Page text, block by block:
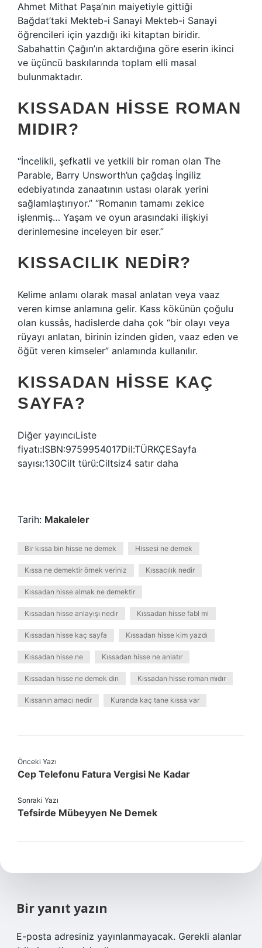
Ahmet Mithat Paşa’nın maiyetiyle gittiği
Bağdat’taki Mekteb-i Sanayi Mekteb-i Sanayi
öğrencileri için yazdığı iki kitaptan biridir.
Sabahattin Çağın’ın aktardığına göre eserin ikinci
ve üçüncü baskılarında toplam elli masal
bulunmaktadır.
KISSADAN HISSE ROMAN
MIDIR?
“İncelikli, şefkatli ve yetkili bir roman olan The
Parable, Barry Unsworth’un çağdaş İngiliz
edebiyatında zanaatının ustası olarak yerini
sağlamlaştırıyor.” “Romanın tamamı zekice
işlenmiş… Yaşam ve oyun arasındaki ilişkiyi
derinlemesine inceleyen bir eser.”
KISSACILIK NEDIR?
Kelime anlamı olarak masal anlatan veya vaaz
veren kimse anlamına gelir. Kass kökünün çoğulu
olan kussâs, hadislerde daha çok “bir olayı veya
rüyayı anlatan, birinin izinden giden, vaaz eden ve
öğüt veren kimseler” anlamında kullanılır.
KISSADAN HISSE KAÇ
SAYFA?
Diğer yayıncıListe
fiyatı:ISBN:9759954017Dil:TÜRKÇESayfa
sayısı:130Cilt türü:Ciltsiz4 satır daha
Tarih: Makaleler
Bir kıssa bin hisse ne demek Hissesi ne demek
Kıssa ne demektir örnek veriniz Kıssacılık nedir
Kıssadan hisse almak ne demektir
Kıssadan hisse anlayışı nedir Kıssadan hisse fabl mi
Kıssadan hisse kaç sayfa Kıssadan hisse kim yazdı
Kıssadan hisse ne Kıssadan hisse ne anlatır
Kıssadan hisse ne demek din Kıssadan hisse roman mıdır
Kıssanın amacı nedir Kuranda kaç tane kıssa var
Önceki Yazı
Cep Telefonu Fatura Vergisi Ne Kadar
Sonraki Yazı
Tefsirde Mübeyyen Ne Demek
Bir yanıt yazın
E-posta adresiniz yayınlanmayacak. Gerekli alanlar